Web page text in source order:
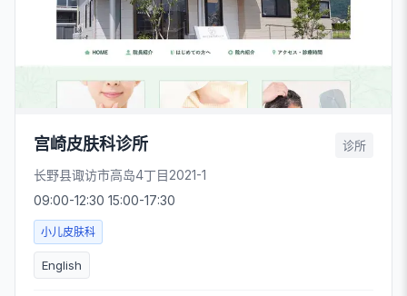
宫崎皮肤科诊所 诊所
长野县诹访市高岛4丁目2021-1
09:00-12:30 15:00-17:30
小儿皮肤科
English